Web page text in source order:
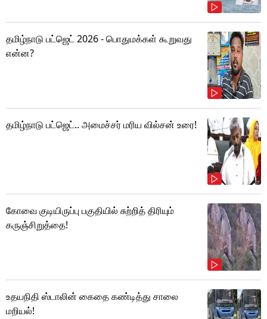
தமிழ்நாடு பட்ஜெட் 2026 - பொதுமக்கள் கூறுவது
என்ன?
தமிழ்நாடு பட்ஜெட்.. அமைச்சர் மரிய வில்சன் உரை!
கோவை குடியிருப்பு பகுதியில் சுற்றித் திரியும்
கருஞ்சிறுத்தை!
உதயநிதி ஸ்டாலின் கைதை கண்டித்து சாலை
மறியல்!